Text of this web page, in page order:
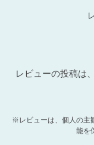
レビューの投稿は
※レビューは、個人の主
能を